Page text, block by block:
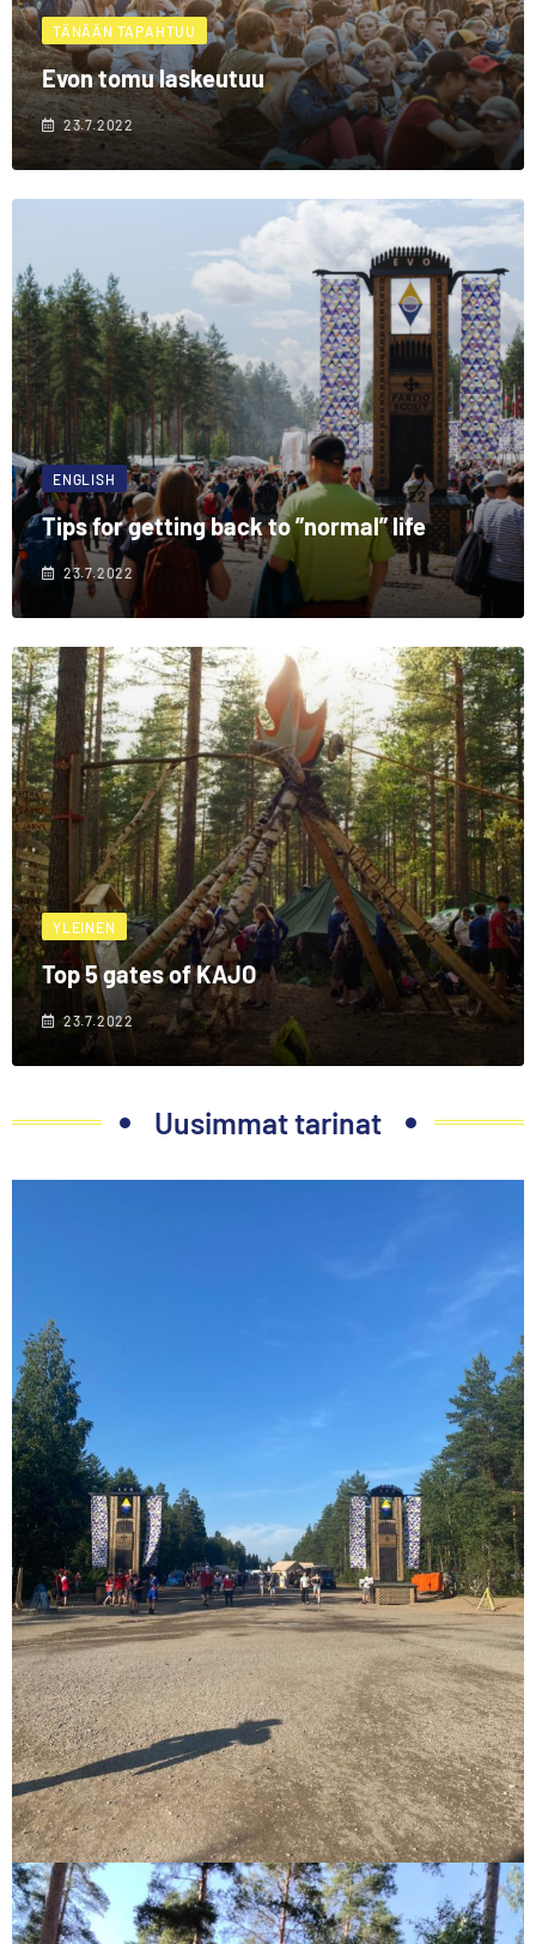
TÄNÄÄN TAPAHTUU
Evon tomu laskeutuu
23.7.2022
ENGLISH
Tips for getting back to ”normal” life
23.7.2022
YLEINEN
Top 5 gates of KAJO
23.7.2022
Uusimmat tarinat